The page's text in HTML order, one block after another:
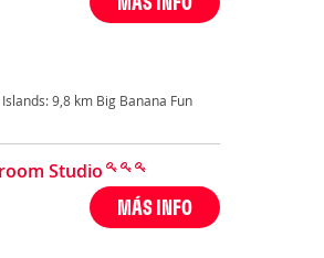
9,8 km Big Banana Fun
Studio
MÁS INFO